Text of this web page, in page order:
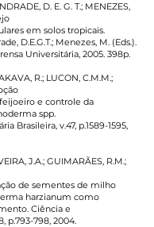
D. E. G. T.; MENEZES,
em solos tropicais.
D.E.G.T.; Menezes, M. (Eds.).
Universitária, 2005. 398p.
R.; LUCON, C.M.M.;
e controle da
spp.
Brasileira, v.47, p.1589-1595,
J.A.; GUIMARÃES, R.M.;
de sementes de milho
harzianum como
Ciência e
p.793-798, 2004.